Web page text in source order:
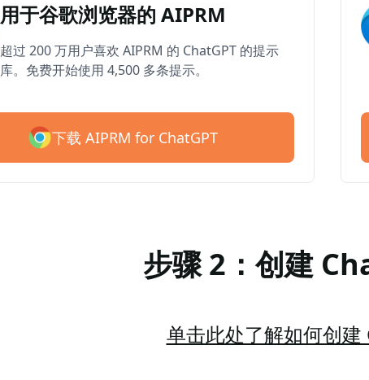
用于谷歌浏览器的 AIPRM
超过 200 万用户喜欢 AIPRM 的 ChatGPT 的提示
库。免费开始使用 4,500 多条提示。
下载 AIPRM for ChatGPT
步骤 2：创建
单击此处了解如何创建